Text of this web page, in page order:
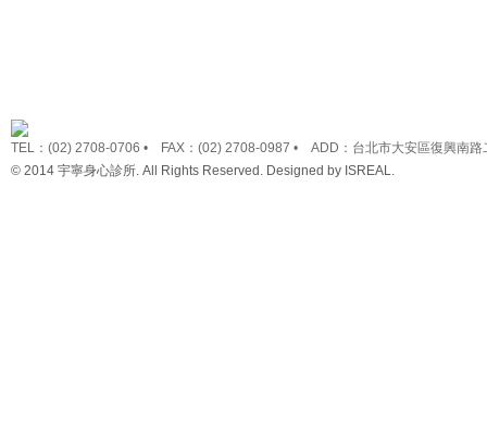
TEL：(02) 2708-0706 • FAX：(02) 2708-0987 • ADD：台北市大安區復興南
© 2014 宇寧身心診所. All Rights Reserved. Designed by ISREAL.